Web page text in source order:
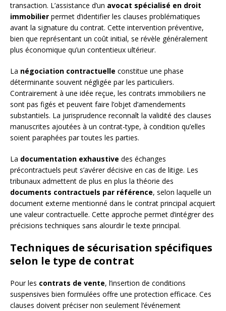
transaction. L’assistance d’un avocat spécialisé en droit
immobilier permet d’identifier les clauses problématiques
avant la signature du contrat. Cette intervention préventive,
bien que représentant un coût initial, se révèle généralement
plus économique qu’un contentieux ultérieur.
La négociation contractuelle constitue une phase
déterminante souvent négligée par les particuliers.
Contrairement à une idée reçue, les contrats immobiliers ne
sont pas figés et peuvent faire l’objet d’amendements
substantiels. La jurisprudence reconnaît la validité des clauses
manuscrites ajoutées à un contrat-type, à condition qu’elles
soient paraphées par toutes les parties.
La documentation exhaustive des échanges
précontractuels peut s’avérer décisive en cas de litige. Les
tribunaux admettent de plus en plus la théorie des
documents contractuels par référence, selon laquelle un
document externe mentionné dans le contrat principal acquiert
une valeur contractuelle. Cette approche permet d’intégrer des
précisions techniques sans alourdir le texte principal.
Techniques de sécurisation spécifiques
selon le type de contrat
Pour les contrats de vente, l’insertion de conditions
suspensives bien formulées offre une protection efficace. Ces
clauses doivent préciser non seulement l’événement